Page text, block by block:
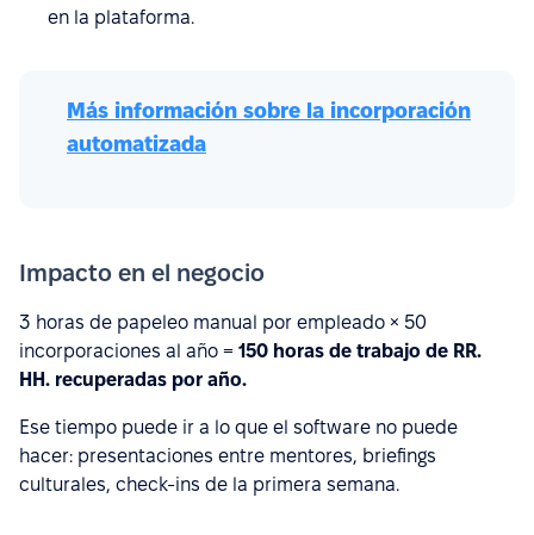
en la plataforma.
Más información sobre la incorporación
automatizada
Impacto en el negocio
3 horas de papeleo manual por empleado × 50
incorporaciones al año = 150 horas de trabajo de RR.
HH. recuperadas por año.
Ese tiempo puede ir a lo que el software no puede
hacer: presentaciones entre mentores, briefings
culturales, check-ins de la primera semana.